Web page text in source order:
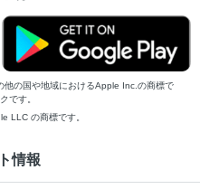
の国や地域におけるApple Inc.の商標で
です。
LLC の商標です。
情報